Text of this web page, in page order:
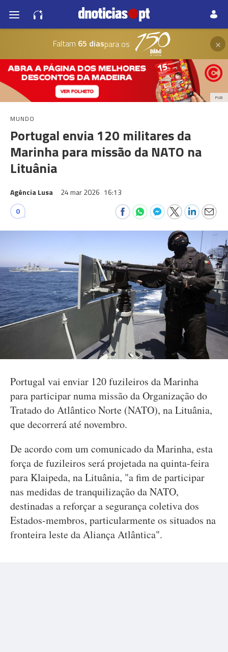
Faltam 65 diaspara os ×
PUB
MUNDO
Portugal envia 120 militares da
Marinha para missão da NATO na
Lituânia
Agência Lusa 24 mar 2026 16:13
0
Portugal vai enviar 120 fuzileiros da Marinha
para participar numa missão da Organização do
Tratado do Atlântico Norte (NATO), na Lituânia,
que decorrerá até novembro.
De acordo com um comunicado da Marinha, esta
força de fuzileiros será projetada na quinta-feira
para Klaipeda, na Lituânia, "a fim de participar
nas medidas de tranquilização da NATO,
destinadas a reforçar a segurança coletiva dos
Estados-membros, particularmente os situados na
fronteira leste da Aliança Atlântica".